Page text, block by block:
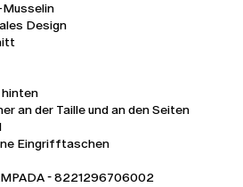
Design
hinten
an der Taille und an den Seiten
Eingrifftaschen
- 8221296706002